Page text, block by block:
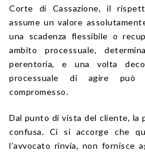
Corte di Cassazione, il
assume un valore
una scadenza flessibile o
ambito processuale,
perentoria, e una volta
processuale di agire può
compromesso.
Dal punto di vista del cliente, la
confusa. Ci si accorge che
l’avvocato rinvia, non fornisce